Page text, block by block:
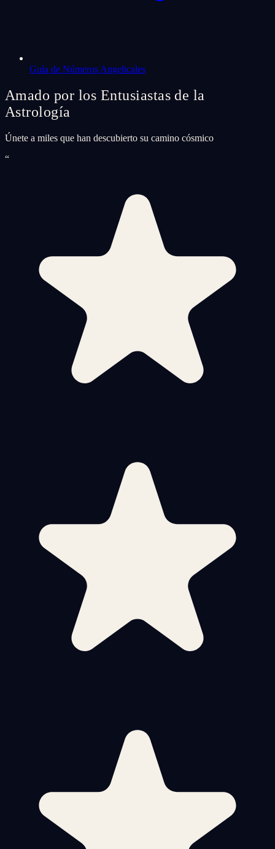
Guía de Números Angelicales
Amado por los Entusiastas de la
Astrología
Únete a miles que han descubierto su camino cósmico
“